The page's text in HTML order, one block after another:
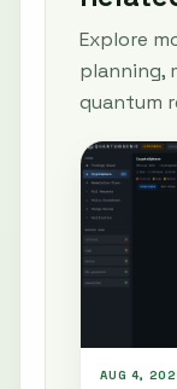
Explore
planning,
quantum
AUG 4,